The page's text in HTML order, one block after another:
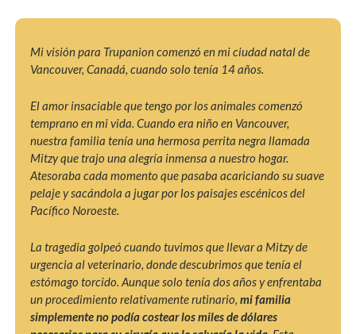
Mi visión para Trupanion comenzó en mi ciudad natal de
Vancouver, Canadá, cuando solo tenía 14 años.
El amor insaciable que tengo por los animales comenzó
temprano en mi vida. Cuando era niño en Vancouver,
nuestra familia tenía una hermosa perrita negra llamada
Mitzy que trajo una alegría inmensa a nuestro hogar.
Atesoraba cada momento que pasaba acariciando su suave
pelaje y sacándola a jugar por los paisajes escénicos del
Pacífico Noroeste.
La tragedia golpeó cuando tuvimos que llevar a Mitzy de
urgencia al veterinario, donde descubrimos que tenía el
estómago torcido. Aunque solo tenía dos años y enfrentaba
un procedimiento relativamente rutinario, mi familia
simplemente no podía costear los miles de dólares